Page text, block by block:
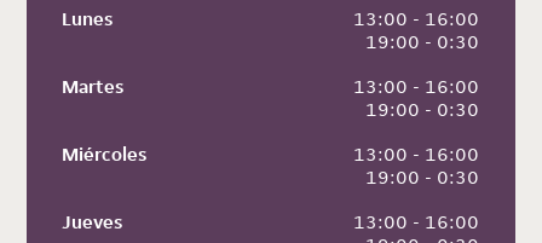
Lunes
13:00 - 16:00
19:00 - 0:30
Martes
13:00 - 16:00
19:00 - 0:30
Miércoles
13:00 - 16:00
19:00 - 0:30
Jueves
13:00 - 16:00